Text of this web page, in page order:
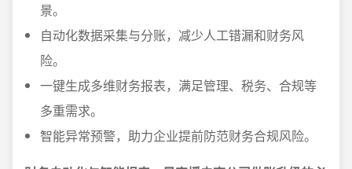
景。
自动化数据采集与分账，减少人工错漏和财务风
险。
一键生成多维财务报表，满足管理、税务、合规等
多重需求。
智能异常预警，助力企业提前防范财务合规风险。